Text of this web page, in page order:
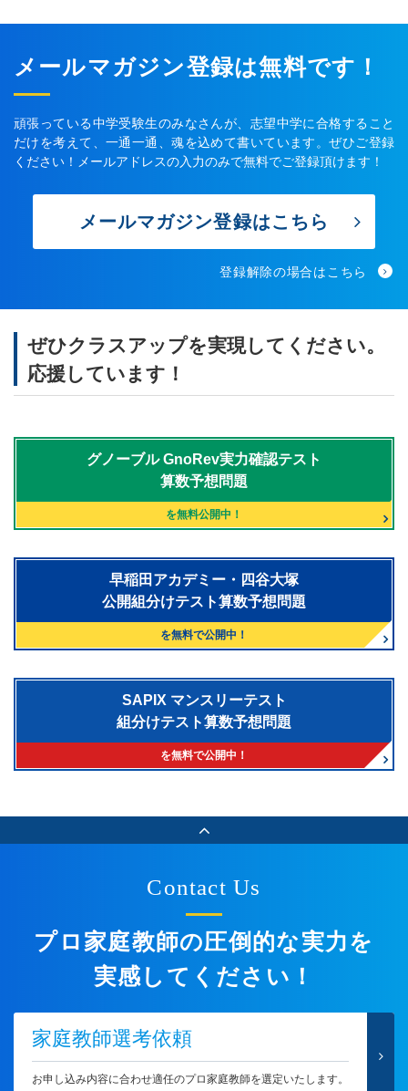
メールマガジン登録は無料です！
頑張っている中学受験生のみなさんが、志望中学に合格すること
だけを考えて、一通一通、魂を込めて書いています。ぜひご登録
ください！メールアドレスの入力のみで無料でご登録頂けます！
メールマガジン登録はこちら
登録解除の場合はこちら
ぜひクラスアップを実現してください。
応援しています！
グノーブルGnoRev実力確認テスト
算数予想問題
を無料公開中！
早稲田アカデミー・四谷大塚
公開組分けテスト算数予想問題
を無料で公開中！
SAPIX マンスリーテスト
組分けテスト算数予想問題
を無料で公開中！
Contact Us
プロ家庭教師の圧倒的な実力を
実感してください！
家庭教師選考依頼
お申し込み内容に合わせ適任のプロ家庭教師を選定いたします。